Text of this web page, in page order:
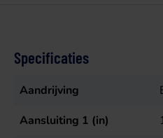
Specificaties
Aandrijving
Aansluiting 1 (in)